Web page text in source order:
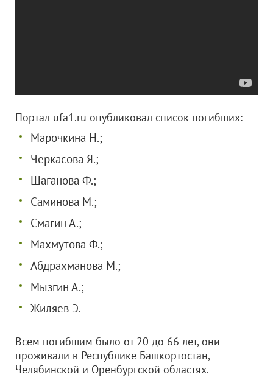
Портал ufa1.ru опубликовал список погибших:
Марочкина Н.;
Черкасова Я.;
Шаганова Ф.;
Саминова М.;
Смагин А.;
Махмутова Ф.;
Абдрахманова М.;
Мызгин А.;
Жиляев Э.
Всем погибшим было от 20 до 66 лет, они
проживали в Республике Башкортостан,
Челябинской и Оренбургской областях.